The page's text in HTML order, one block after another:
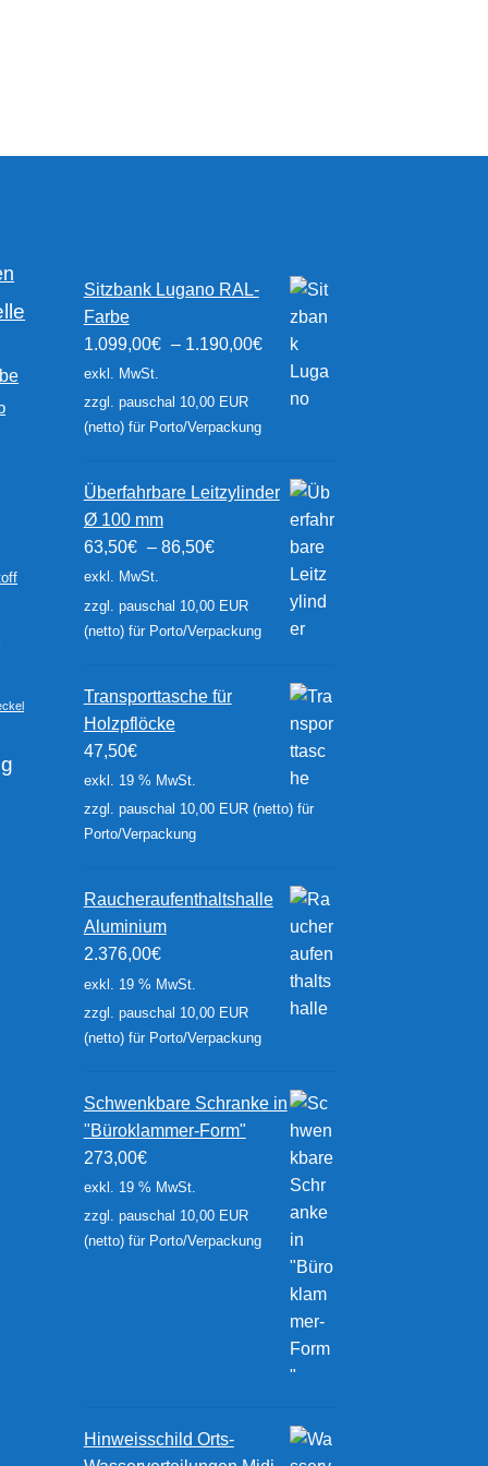
Sitzbank Lugano RAL-
Farbe
1.099,00€ – 1.190,00€
exkl. MwSt.
zzgl. pauschal 10,00 EUR
(netto) für Porto/Verpackung
Überfahrbare Leitzylinder
Ø 100 mm
63,50€ – 86,50€
exkl. MwSt.
zzgl. pauschal 10,00 EUR
(netto) für Porto/Verpackung
Transporttasche für
Holzpflöcke
47,50€
exkl. 19 % MwSt.
zzgl. pauschal 10,00 EUR (netto) für
Porto/Verpackung
Raucheraufenthaltshalle
Aluminium
2.376,00€
exkl. 19 % MwSt.
zzgl. pauschal 10,00 EUR
(netto) für Porto/Verpackung
Schwenkbare Schranke in
"Büroklammer-Form"
273,00€
exkl. 19 % MwSt.
zzgl. pauschal 10,00 EUR
(netto) für Porto/Verpackung
Hinweisschild Orts-